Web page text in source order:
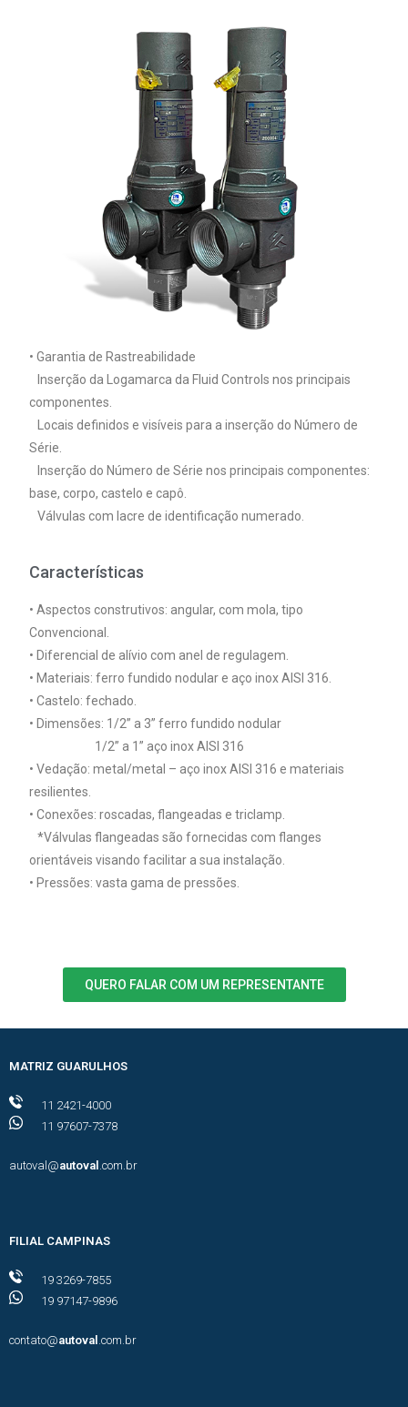
• Garantia de Rastreabilidade
Inserção da Logamarca da Fluid Controls nos principais
componentes.
Locais definidos e visíveis para a inserção do Número de
Série.
Inserção do Número de Série nos principais componentes:
base, corpo, castelo e capô.
Válvulas com lacre de identificação numerado.
Características
• Aspectos construtivos: angular, com mola, tipo
Convencional.
• Diferencial de alívio com anel de regulagem.
• Materiais: ferro fundido nodular e aço inox AISI 316.
• Castelo: fechado.
• Dimensões: 1/2” a 3” ferro fundido nodular
1/2” a 1” aço inox AISI 316
• Vedação: metal/metal – aço inox AISI 316 e materiais
resilientes.
• Conexões: roscadas, flangeadas e triclamp.
*Válvulas flangeadas são fornecidas com flanges
orientáveis visando facilitar a sua instalação.
• Pressões: vasta gama de pressões.
QUERO FALAR COM UM REPRESENTANTE
MATRIZ GUARULHOS
11 2421-4000
11 97607-7378
autoval@autoval .com.br
FILIAL CAMPINAS
19 3269-7855
19 97147-9896
contato@autoval .com.br